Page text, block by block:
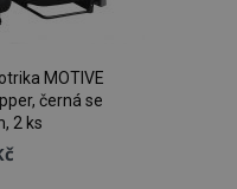
MOTIVE
černá se
2 ks